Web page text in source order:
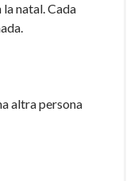
natal. Cada
altra persona